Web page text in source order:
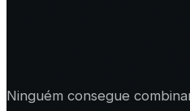
Ninguém consegue